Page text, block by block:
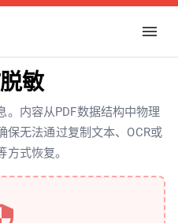
敏
。内容从PDF数据结构中物理
保无法通过复制文本、OCR或
方式恢复。